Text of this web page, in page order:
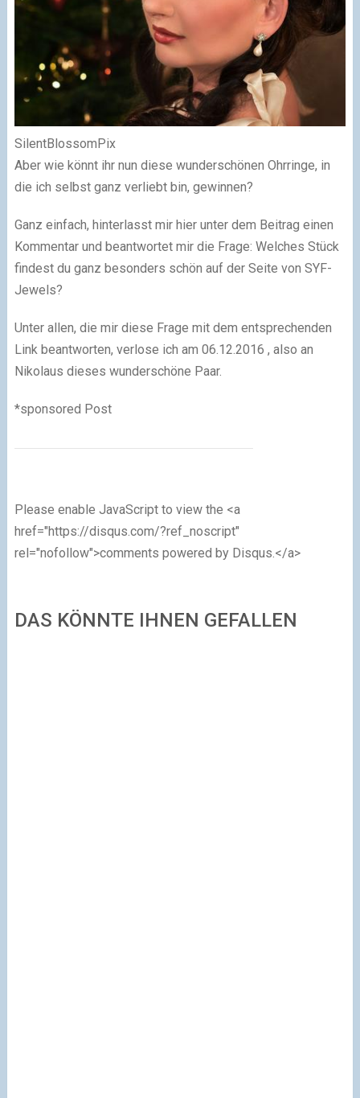
SilentBlossomPix
Aber wie könnt ihr nun diese wunderschönen Ohrringe, in
die ich selbst ganz verliebt bin, gewinnen?
Ganz einfach, hinterlasst mir hier unter dem Beitrag einen
Kommentar und beantwortet mir die Frage: Welches Stück
findest du ganz besonders schön auf der Seite von SYF-
Jewels?
Unter allen, die mir diese Frage mit dem entsprechenden
Link beantworten, verlose ich am 06.12.2016 , also an
Nikolaus dieses wunderschöne Paar.
*sponsored Post
Please enable JavaScript to view the <a
href="https://disqus.com/?ref_noscript"
rel="nofollow">comments powered by Disqus.</a>
DAS KÖNNTE IHNEN GEFALLEN